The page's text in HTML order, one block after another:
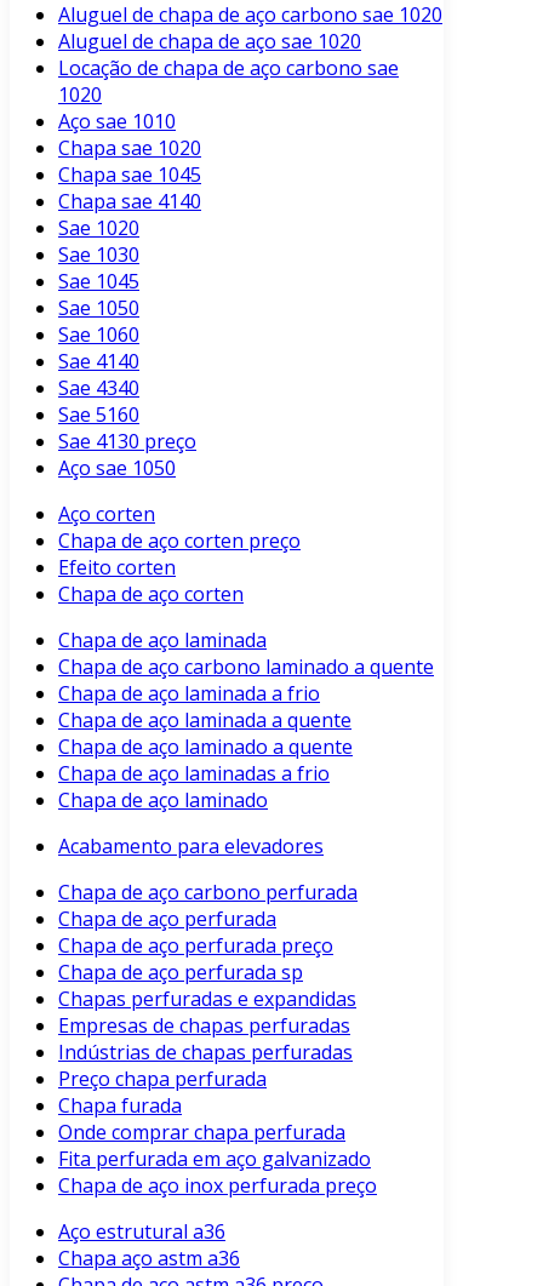
Aluguel de chapa de aço carbono sae 1020
Aluguel de chapa de aço sae 1020
Locação de chapa de aço carbono sae
1020
Aço sae 1010
Chapa sae 1020
Chapa sae 1045
Chapa sae 4140
Sae 1020
Sae 1030
Sae 1045
Sae 1050
Sae 1060
Sae 4140
Sae 4340
Sae 5160
Sae 4130 preço
Aço sae 1050
Aço corten
Chapa de aço corten preço
Efeito corten
Chapa de aço corten
Chapa de aço laminada
Chapa de aço carbono laminado a quente
Chapa de aço laminada a frio
Chapa de aço laminada a quente
Chapa de aço laminado a quente
Chapa de aço laminadas a frio
Chapa de aço laminado
Acabamento para elevadores
Chapa de aço carbono perfurada
Chapa de aço perfurada
Chapa de aço perfurada preço
Chapa de aço perfurada sp
Chapas perfuradas e expandidas
Empresas de chapas perfuradas
Indústrias de chapas perfuradas
Preço chapa perfurada
Chapa furada
Onde comprar chapa perfurada
Fita perfurada em aço galvanizado
Chapa de aço inox perfurada preço
Aço estrutural a36
Chapa aço astm a36